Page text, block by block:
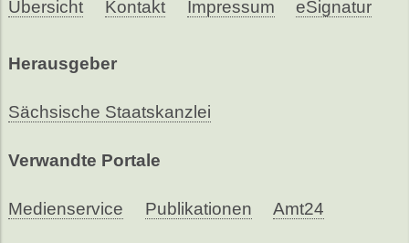
Übersicht Kontakt Impressum eSignatur
Herausgeber
Sächsische Staatskanzlei
Verwandte Portale
Medienservice Publikationen Amt24